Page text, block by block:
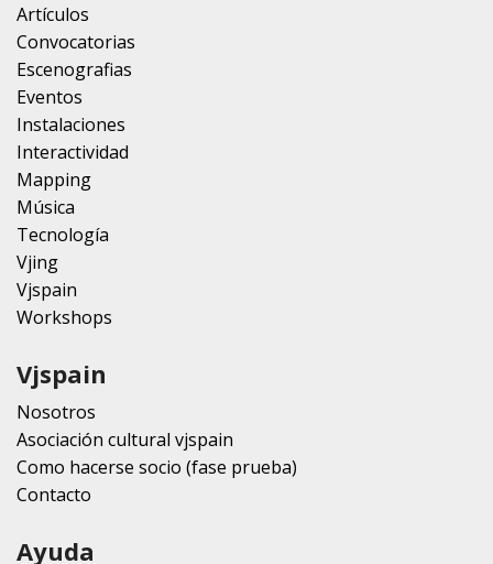
Artículos
Convocatorias
Escenografias
Eventos
Instalaciones
Interactividad
Mapping
Música
Tecnología
Vjing
Vjspain
Workshops
Vjspain
Nosotros
Asociación cultural vjspain
Como hacerse socio (fase prueba)
Contacto
Ayuda